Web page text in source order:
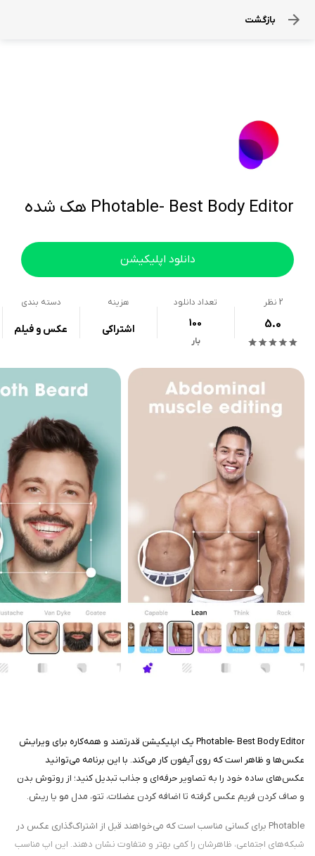
بازگشت
Photable- Best Body Editor هک شده
دانلود اپلیکیشن
2 نظر
5.0
تعداد دانلود
100
بار
هزینه
اشتراکی
دسته بندی
عکس و فیلم
Photable- Best Body Editor یک اپلیکیشن قدرتمند و همه‌کاره برای ویرایش
عکس‌ها و ظاهر است که روی آیفون کار می‌کند. با این برنامه می‌توانید
عکس‌های ساده خود را به تصاویر حرفه‌ای و جذاب تبدیل کنید؛ از روتوش بدن
و صاف کردن فریم عکس گرفته تا اضافه کردن عضلات، تتو، مدل مو یا ریش.
Photable برای کسانی مناسب است که می‌خواهند قبل از اشتراک‌گذاری عکس در
شبکه‌های اجتماعی، ظاهرشان را کمی بهتر و متفاوت نشان دهند. این اپ مناسب